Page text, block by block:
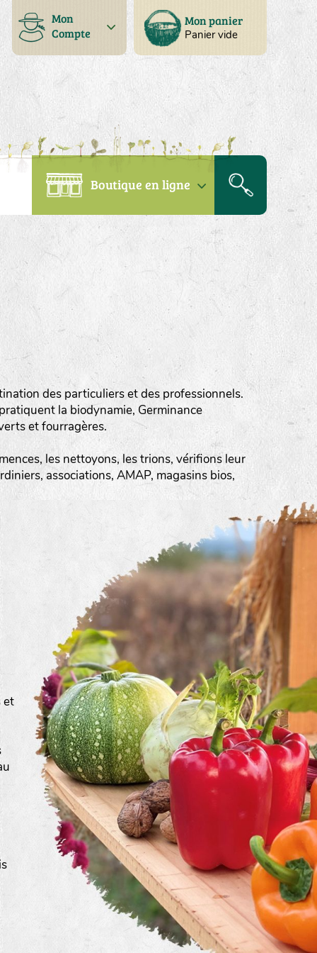
Mon panier
Panier vide
Mon
Compte
Boutique en ligne
des particuliers et des professionnels.
la biodynamie, Germinance
et fourragères.
les nettoyons, les trions, vérifions leur
associations, AMAP, magasins bios,
et